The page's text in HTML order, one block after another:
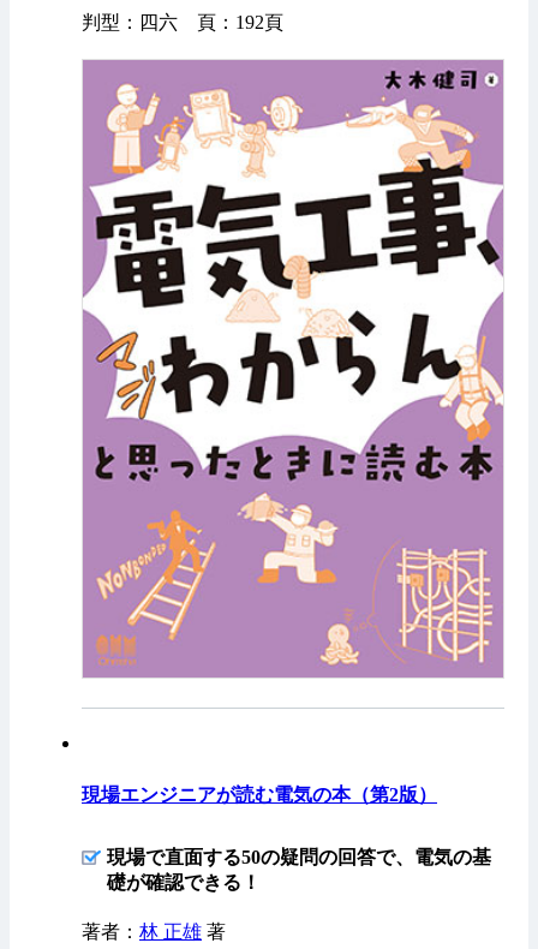
判型：四六 頁：192頁
現場エンジニアが読む電気の本（第2版）
現場で直面する50の疑問の回答で、電気の基
礎が確認できる！
著者： 林 正雄 著